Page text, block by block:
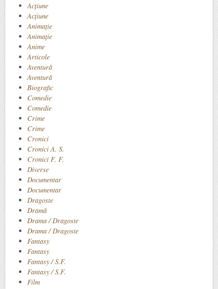
Acţiune
Acțiune
Animaţie
Animație
Anime
Articole
Aventură
Aventură
Biografic
Comedie
Comedie
Crime
Crime
Cronici
Cronici A. S.
Cronici F. F.
Diverse
Documentar
Documentar
Dragoste
Dramă
Drama / Dragoste
Drama / Dragoste
Fantasy
Fantasy
Fantasy / S.F.
Fantasy / S.F.
Film